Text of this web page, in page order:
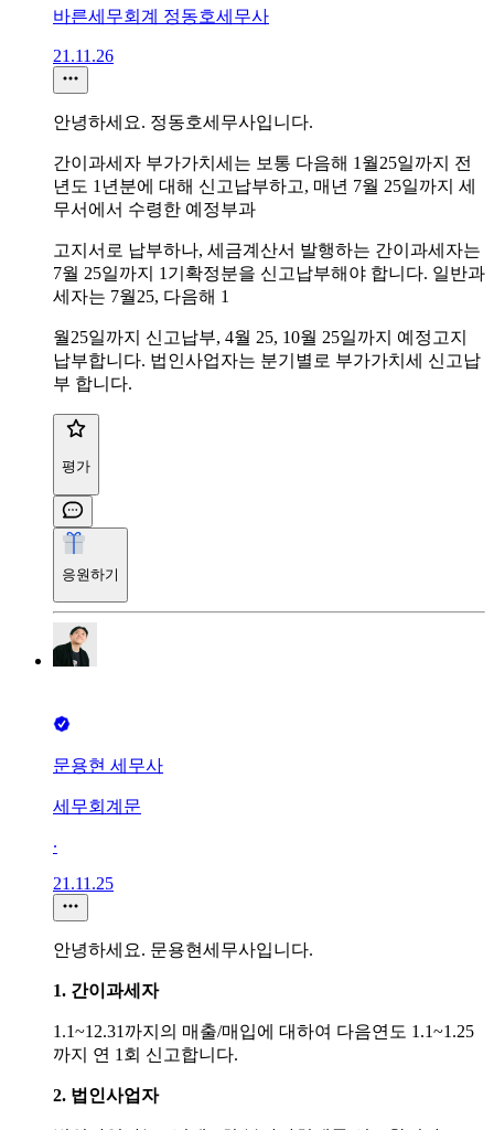
바른세무회계 정동호세무사
21.11.26
안녕하세요. 정동호세무사입니다.
간이과세자 부가가치세는 보통 다음해 1월25일까지 전
년도 1년분에 대해 신고납부하고, 매년 7월 25일까지 세
무서에서 수령한 예정부과
고지서로 납부하나, 세금계산서 발행하는 간이과세자는
7월 25일까지 1기확정분을 신고납부해야 합니다. 일반과
세자는 7월25, 다음해 1
월25일까지 신고납부, 4월 25, 10월 25일까지 예정고지
납부합니다. 법인사업자는 분기별로 부가가치세 신고납
부 합니다.
평가
응원하기
문용현 세무사
세무회계문
∙
21.11.25
안녕하세요. 문용현세무사입니다.
1. 간이과세자
1.1~12.31까지의 매출/매입에 대하여 다음연도 1.1~1.25
까지 연 1회 신고합니다.
2. 법인사업자